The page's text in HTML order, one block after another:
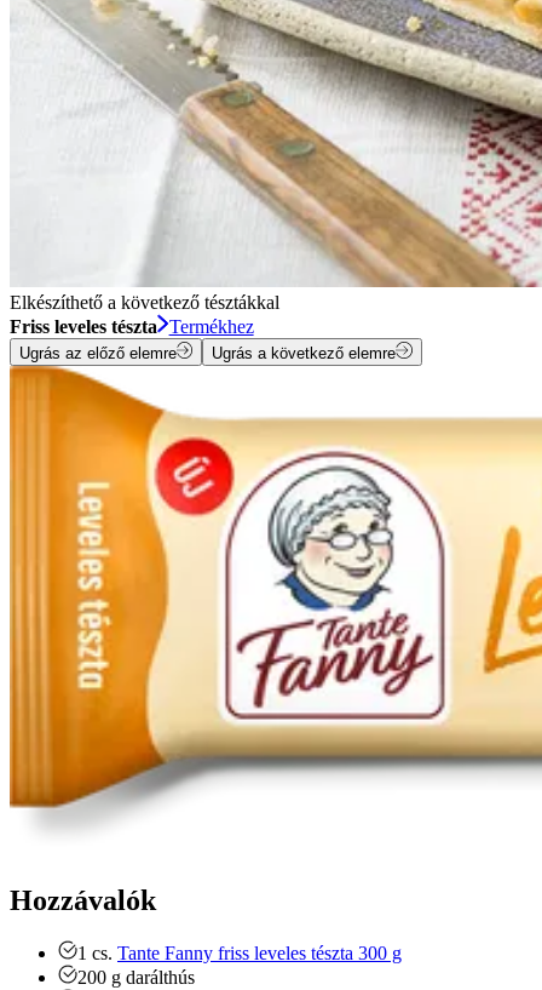
Elkészíthető a következő tésztákkal
Friss leveles tészta
Termékhez
Ugrás az előző elemre Ugrás a következő elemre
Hozzávalók
1 cs. Tante Fanny friss leveles tészta 300 g
200 g darálthús